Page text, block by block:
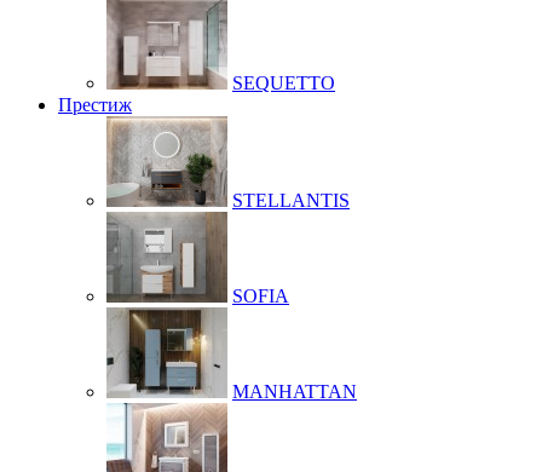
SEQUETTO
Престиж
STELLANTIS
SOFIA
MANHATTAN